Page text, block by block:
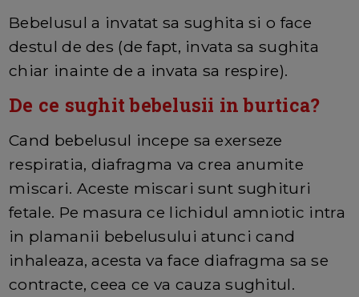
Bebelusul a invatat sa sughita si o face
destul de des (de fapt, invata sa sughita
chiar inainte de a invata sa respire).
De ce sughit bebelusii in burtica?
Cand bebelusul incepe sa exerseze
respiratia, diafragma va crea anumite
miscari. Aceste miscari sunt sughituri
fetale. Pe masura ce lichidul amniotic intra
in plamanii bebelusului atunci cand
inhaleaza, acesta va face diafragma sa se
contracte, ceea ce va cauza sughitul.